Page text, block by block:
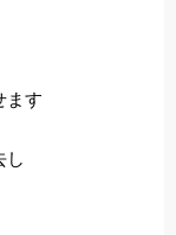
ます
し